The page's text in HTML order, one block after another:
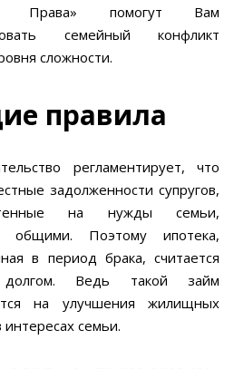
Права» помогут Вам
семейный конфликт
сложности.
правила
регламентирует, что
задолженности супругов,
на нужды семьи,
общими. Поэтому ипотека,
в период брака, считается
Ведь такой займ
на улучшения жилищных
интересах семьи.